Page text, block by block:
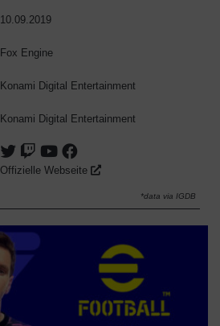
10.09.2019
Fox Engine
Konami Digital Entertainment
Konami Digital Entertainment
Offizielle Webseite
*data via IGDB